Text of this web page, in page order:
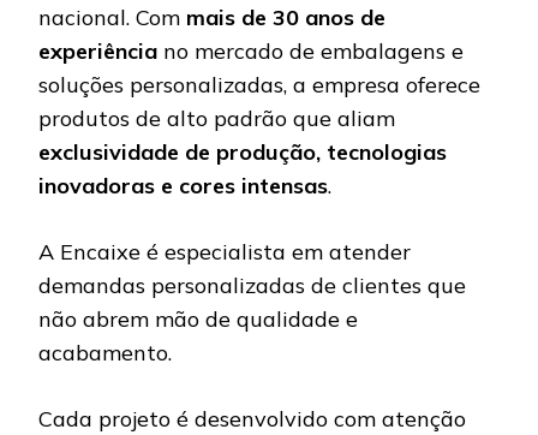
nacional. Com mais de 30 anos de
experiência no mercado de embalagens e
soluções personalizadas, a empresa oferece
produtos de alto padrão que aliam
exclusividade de produção, tecnologias
inovadoras e cores intensas.
A Encaixe é especialista em atender
demandas personalizadas de clientes que
não abrem mão de qualidade e
acabamento.
Cada projeto é desenvolvido com atenção